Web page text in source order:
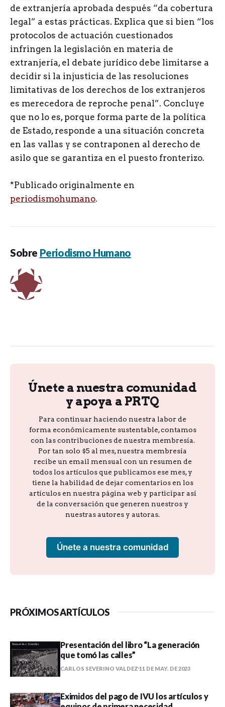
de extranjería aprobada después “da cobertura
legal” a estas prácticas. Explica que si bien “los
protocolos de actuación cuestionados
infringen la legislación en materia de
extranjería, el debate jurídico debe limitarse a
decidir si la injusticia de las resoluciones
limitativas de los derechos de los extranjeros
es merecedora de reproche penal”. Concluye
que no lo es, porque forma parte de la política
de Estado, responde a una situación concreta
en las vallas y se contraponen al derecho de
asilo que se garantiza en el puesto fronterizo.
*Publicado originalmente en
periodismohumano.
Sobre Periodismo Humano
Únete a nuestra comunidad
y apoya a PRTQ
Para continuar haciendo nuestra labor de
forma económicamente sustentable, contamos
con las contribuciones de nuestra membresía.
Por tan solo $5 al mes, nuestra membresía
recibe un email mensual con un resumen de
todos los artículos que publicamos ese mes, y
tiene la habilidad de dejar comentarios en los
artículos en nuestra página web y participar así
de la conversación que generen nuestros y
nuestras autores y autoras.
Únete a nuestra comunidad
PRÓXIMOS ARTÍCULOS
Presentación del libro “La generación
que tomó las calles”
CARLOS SEVERINO VALDEZ 11 DE MAY. DE 2023
Eximidos del pago de IVU los artículos y